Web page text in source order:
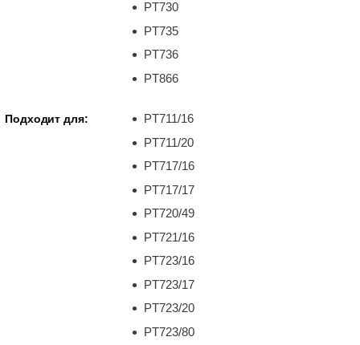
PT730
PT735
PT736
PT866
Подходит для:
PT711/16
PT711/20
PT717/16
PT717/17
PT720/49
PT721/16
PT723/16
PT723/17
PT723/20
PT723/80